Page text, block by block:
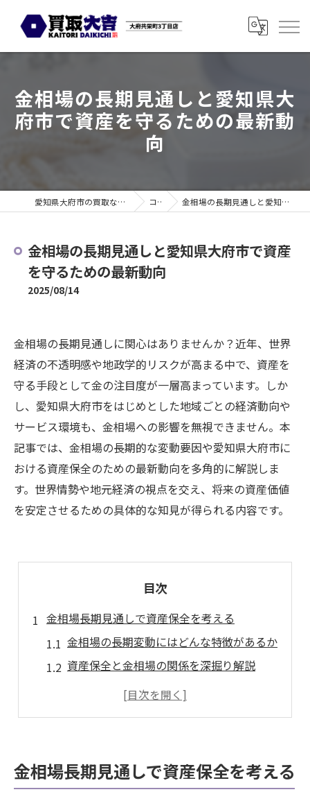
金相場の長期見通しと愛知県大
府市で資産を守るための最新動
向
愛知県大府市の買取なら買取大吉 大府共栄町3丁目店 コラム 金相場の長期見通しと愛知県大府市で資産を守るための最新動向
金相場の長期見通しと愛知県大府市で資産
を守るための最新動向
2025/08/14
金相場の長期見通しに関心はありませんか？近年、世界
経済の不透明感や地政学的リスクが高まる中で、資産を
守る手段として金の注目度が一層高まっています。しか
し、愛知県大府市をはじめとした地域ごとの経済動向や
サービス環境も、金相場への影響を無視できません。本
記事では、金相場の長期的な変動要因や愛知県大府市に
おける資産保全のための最新動向を多角的に解説しま
す。世界情勢や地元経済の視点を交え、将来の資産価値
を安定させるための具体的な知見が得られる内容です。
目次
金相場長期見通しで資産保全を考える
金相場の長期変動にはどんな特徴があるか
資産保全と金相場の関係を深掘り解説
金相場が注目される現代の背景とは
将来を見据えた金相場活用のポイント
愛知県大府市における金相場の注目点
金相場長期見通しで資産保全を考える